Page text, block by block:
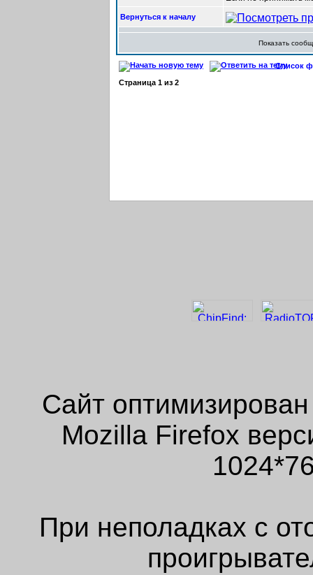
Вернуться к началу
Показать
Список
Страница 1 из 2
Сайт
Mozilla Firefox
При неполадках с